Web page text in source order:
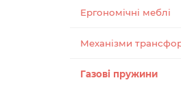
Ергономічні меблі
Механізми
Газові пружини